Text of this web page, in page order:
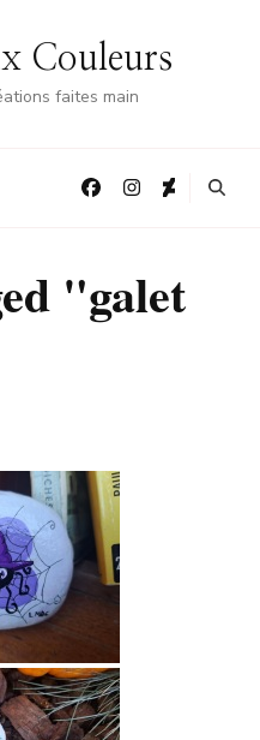
Couleurs
faites main
"galet